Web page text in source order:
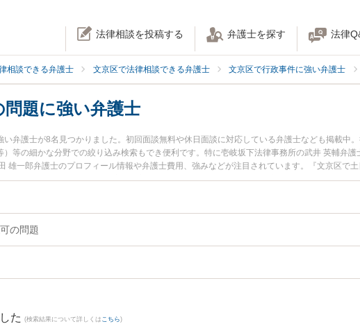
法律相談を投稿する 弁護士を探す 法律
相談できる弁護士 文京区で法律相談できる弁護士 文京区で行政事件に強い弁護士
題に強い弁護士
い弁護士が8名見つかりました。初回面談無料や休日面談に対応している弁護士なども掲載中
）等の細かな分野での絞り込み検索もでき便利です。特に壱岐坂下法律事務所の武井 英輔弁
雄一郎弁護士のプロフィール情報や弁護士費用、強みなどが注目されています。『文京区で
認可の問題のトラブル解決の実績豊富な近くの弁護士を検索したい』『初回相談無料で許認可
んにおすすめです。
の問題
た (検索結果について詳しくは こちら)